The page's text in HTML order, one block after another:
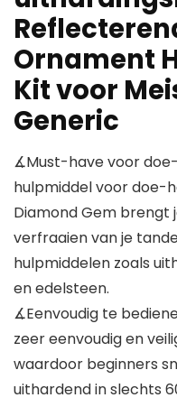
Ornament
Kit voor
Generic
∡Must-have voor
hulpmiddel voor doe-
Diamond Gem brengt
verfraaien van je
hulpmiddelen zoals
en edelsteen.
∡Eenvoudig te
zeer eenvoudig en
waardoor beginners
uithardend in slechts